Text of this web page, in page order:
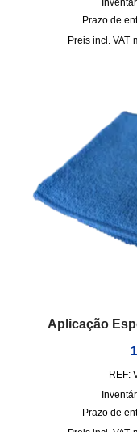
Prazo de
incl. VAT
Aplicação
REF:
Prazo de